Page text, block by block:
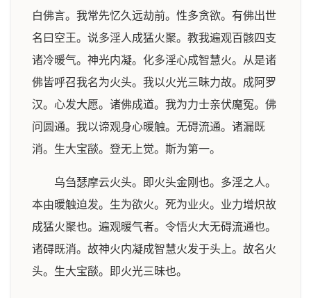
白佛言。我常先忆久远劫前。性多贪欲。有佛出世
名曰空王。说多淫人成猛火聚。教我遍观百骸四支
诸冷暖气。神光内凝。化多淫心成智慧火。从是诸
佛皆呼召我名为火头。我以火光三昧力故。成阿罗
汉。心发大愿。诸佛成道。我为力士亲伏魔冤。佛
问圆通。我以谛观身心暖触。无碍流通。诸漏既
消。生大宝𦦨。登无上觉。斯为第一。
乌刍瑟摩云火头。即火头金刚也。多淫之人。
本由暖触迫发。生为欲火。死为业火。业力增炽故
成猛火聚也。遍观暖气者。令悟火大无碍流通也。
诸碍既消。故神火内凝成智慧火发于头上。故名火
头。生大宝𦦨。即火光三昧也。